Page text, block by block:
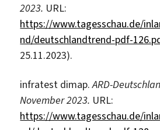
2023. URL:
https://www.tagesschau.de/
nd/deutschlandtrend-pdf-
25.11.2023).
infratest dimap.ARD-
November 2023. URL:
https://www.tagesschau.de/